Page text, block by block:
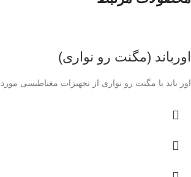
اورباند (مگنت رو نواری)
اور باند یا مگنت رو نواری از تجهیزات مغناطیسی